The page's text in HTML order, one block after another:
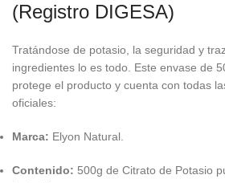
(Registro DIGESA)
Tratándose de potasio, la seguridad y
ingredientes lo es todo. Este envase de
protege el producto y cuenta con todas
oficiales:
Marca: Elyon Natural.
Contenido: 500g de Citrato de Potasio